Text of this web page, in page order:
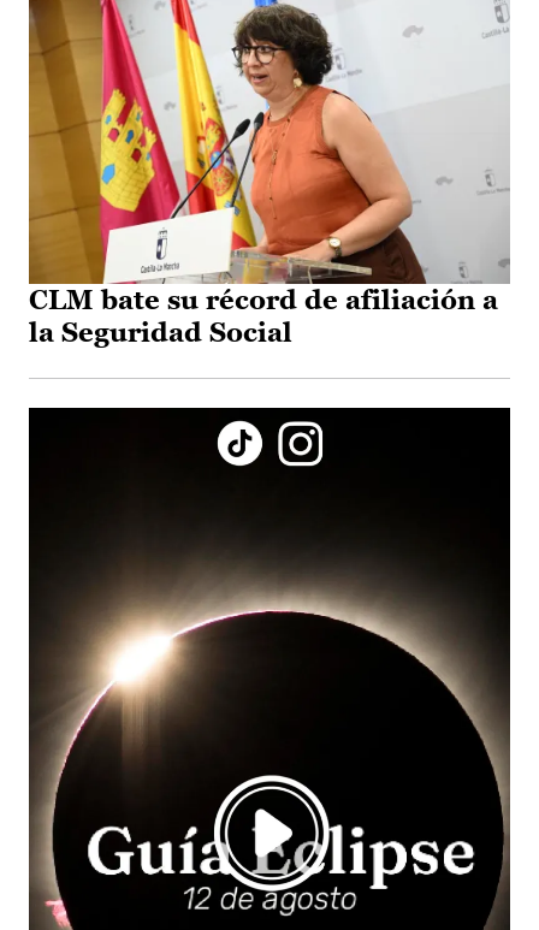
CLM bate su récord de afiliación a
la Seguridad Social